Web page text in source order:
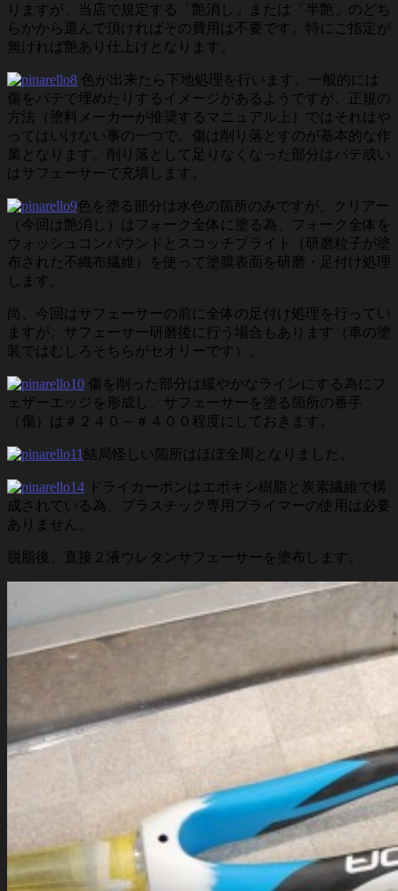
りますが、当店で規定する「艶消し」または「半艶」のどち
らかから選んで頂ければその費用は不要です。特にご指定が
無ければ艶あり仕上げとなります。
色が出来たら下地処理を行います。一般的には
傷をパテで埋めたりするイメージがあるようですが、正規の
方法（塗料メーカーが推奨するマニュアル上）ではそれはや
ってはいけない事の一つで、傷は削り落とすのが基本的な作
業となります。削り落として足りなくなった部分はパテ或い
はサフェーサーで充填します。
色を塗る部分は水色の箇所のみですが、クリアー
（今回は艶消し）はフォーク全体に塗る為、フォーク全体を
ウォッシュコンパウンドとスコッチブライト（研磨粒子が塗
布された不織布繊維）を使って塗膜表面を研磨・足付け処理
します。
尚、今回はサフェーサーの前に全体の足付け処理を行ってい
ますが、サフェーサー研磨後に行う場合もあります（車の塗
装ではむしろそちらがセオリーです）。
傷を削った部分は緩やかなラインにする為にフ
ェザーエッジを形成し、サフェーサーを塗る箇所の番手
（傷）は＃２４０～＃４００程度にしておきます。
結局怪しい箇所はほぼ全周となりました。
ドライカーボンはエポキシ樹脂と炭素繊維で構
成されている為、プラスチック専用プライマーの使用は必要
ありません。
脱脂後、直接２液ウレタンサフェーサーを塗布します。